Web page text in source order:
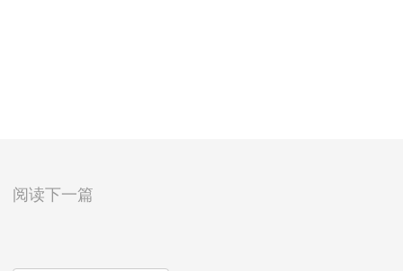
阅读下一篇